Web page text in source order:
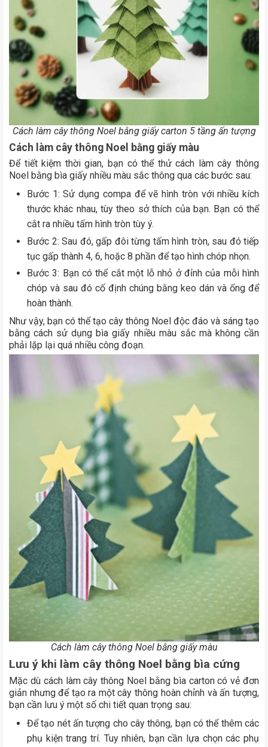
Cách làm cây thông Noel bằng giấy carton 5 tầng ấn tượng
Cách làm cây thông Noel bằng giấy màu
Để tiết kiệm thời gian, bạn có thể thử cách làm cây thông
Noel bằng bìa giấy nhiều màu sắc thông qua các bước sau:
Bước 1: Sử dụng compa để vẽ hình tròn với nhiều kích
thước khác nhau, tùy theo sở thích của bạn. Bạn có thể
cắt ra nhiều tấm hình tròn tùy ý.
Bước 2: Sau đó, gấp đôi từng tấm hình tròn, sau đó tiếp
tục gấp thành 4, 6, hoặc 8 phần để tạo hình chóp nhọn.
Bước 3: Bạn có thể cắt một lỗ nhỏ ở đỉnh của mỗi hình
chóp và sau đó cố định chúng bằng keo dán và ống để
hoàn thành.
Như vậy, bạn có thể tạo cây thông Noel độc đáo và sáng tạo
bằng cách sử dụng bìa giấy nhiều màu sắc mà không cần
phải lặp lại quá nhiều công đoạn.
Cách làm cây thông Noel bằng giấy màu
Lưu ý khi làm cây thông Noel bằng bìa cứng
Mặc dù cách làm cây thông Noel bằng bìa carton có vẻ đơn
giản nhưng để tạo ra một cây thông hoàn chỉnh và ấn tượng,
bạn cần lưu ý một số chi tiết quan trọng sau:
Để tạo nét ấn tượng cho cây thông, bạn có thể thêm các
phụ kiện trang trí. Tuy nhiên, bạn cần lựa chọn các phụ